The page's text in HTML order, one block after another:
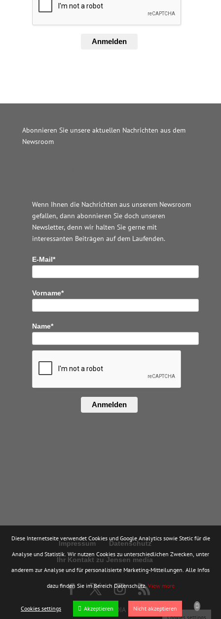
Anmelden
Abonnieren Sie unsere aktuellen Nachrichten aus dem
Newsroom
Wenn Ihnen die Nachrichten aus unserem Newsroom
gefallen, dann abonnieren Sie doch unseren
Newsletter, denn wir halten Sie gerne mit
interessanten Beiträgen auf dem Laufenden.
E-Mail*
Vorname*
Name*
Anmelden
Impressum Datenschutz
Ihr Kontakt zu Jensen media
© JENSEN MEDIA GMBH
Diese Internetseite verwendet Cookies und Google Analytics sowie Stetic für die
Analyse und Statistik. Wir nutzen Cookies zu unterschiedlichen Zwecken, unter
anderem zur Analyse und für personalisierte Marketing-Mitteilungen. Alle Infos
dazu finden Sie im Bereich Datenschutz.View more
Cookies settings Akzeptieren Nicht akzeptieren
Cookies settings